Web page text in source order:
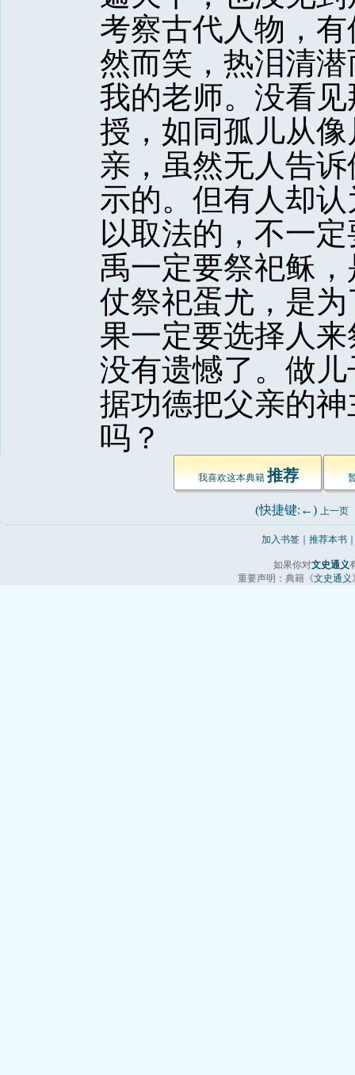
考察古代人物，
然而笑，热泪清
我的老师。没看
授，如同孤儿从
亲，虽然无人告
示的。但有人却
以取法的，不一
禹一定要祭祀稣
仗祭祀蛋尤，是
果一定要选择人
没有遗憾了。做
据功德把父亲的
吗？
我喜欢这本典籍 推荐
(快捷键:←) 上一页
加入书签 推荐本书
如果你对文史通义
重要声明：典籍《文史通义